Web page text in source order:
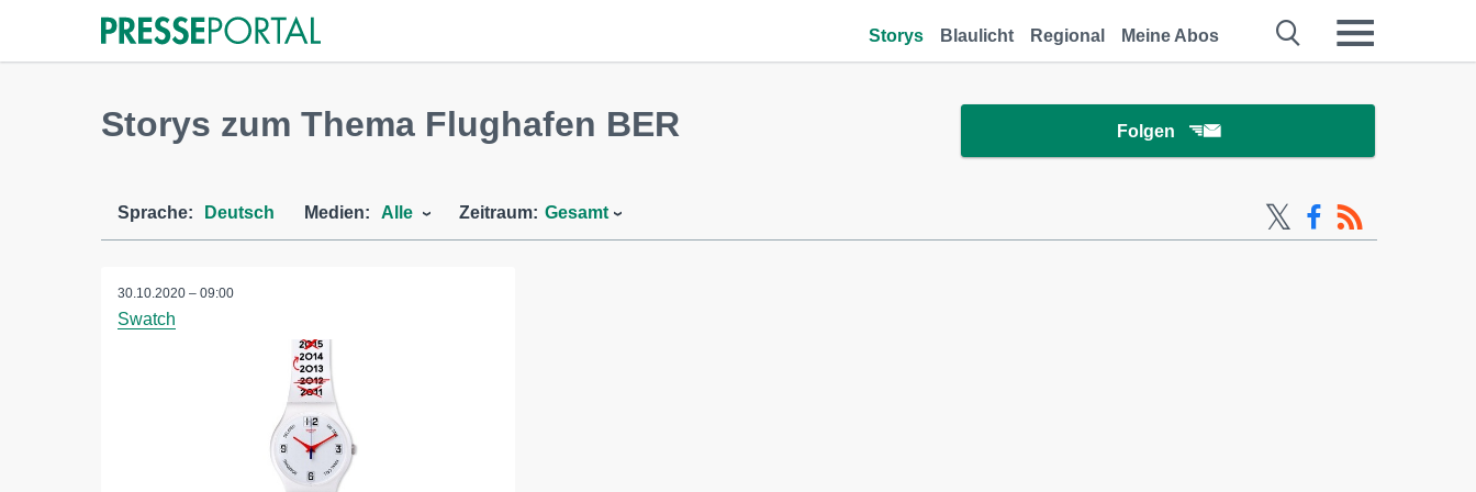
Storys Blaulicht Regional Meine Abos
Storys zum Thema Flughafen BER Folgen
Sprache: Deutsch Medien: Alle Zeitraum: Gesamt
30.10.2020 – 09:00
Swatch